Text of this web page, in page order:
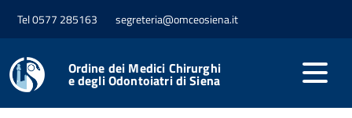
Tel 0577 285163 segreteria@omceosiena.it
Ordine dei Medici Chirurghi
e degli Odontoiatri di Siena